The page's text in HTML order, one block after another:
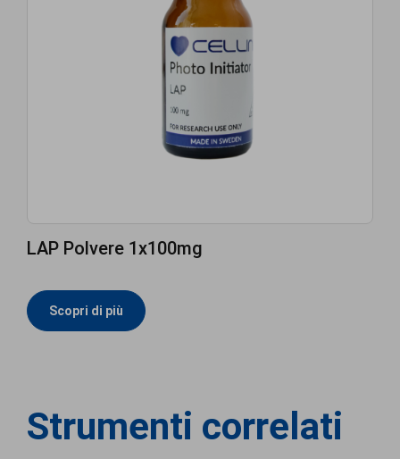
LAP Polvere 1x100mg
Scopri di più
Strumenti correlati